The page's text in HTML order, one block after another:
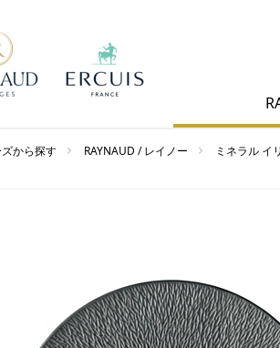
から探す RAYNAUD / レイノー ミネラル イ